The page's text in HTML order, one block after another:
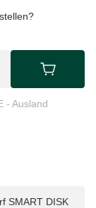
- Ausland
SMART DISK